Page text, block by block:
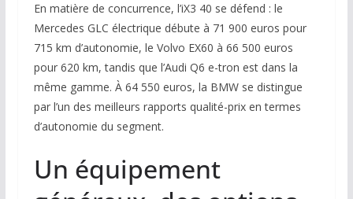
En matière de concurrence, l’iX3 40 se défend : le
Mercedes GLC électrique débute à 71 900 euros pour
715 km d’autonomie, le Volvo EX60 à 66 500 euros
pour 620 km, tandis que l’Audi Q6 e-tron est dans la
même gamme. À 64 550 euros, la BMW se distingue
par l’un des meilleurs rapports qualité-prix en termes
d’autonomie du segment.
Un équipement